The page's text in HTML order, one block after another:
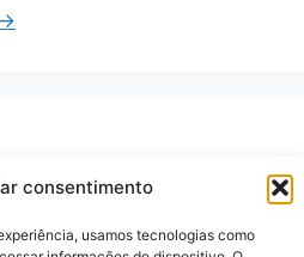
consentimento
usamos tecnologias como
→
Pesquisar